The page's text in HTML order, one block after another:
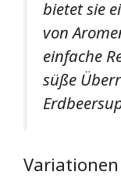
bietet sie
von
einfache
süße